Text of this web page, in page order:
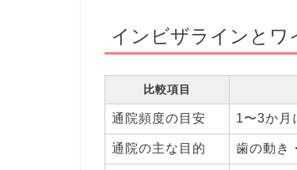
インビザラインとワ
比較項目
通院頻度の目安 1〜3か月
通院の主な目的 歯の動き